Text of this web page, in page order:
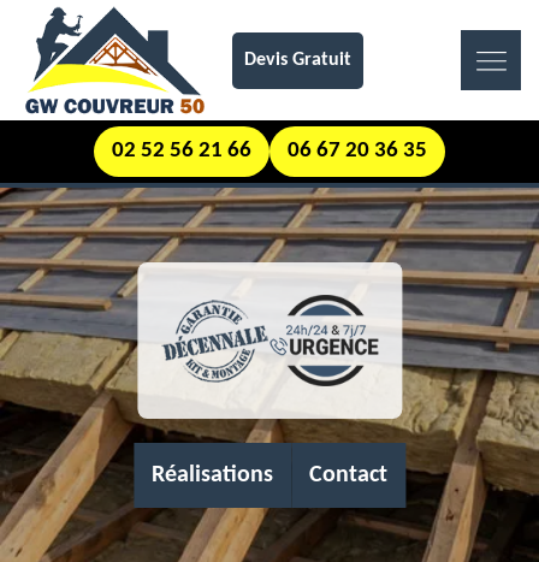
Devis Gratuit
02 52 56 21 66 06 67 20 36 35
Réalisations Contact